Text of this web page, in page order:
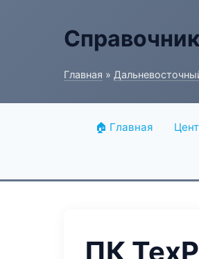
Главная »
🏠 Главная
ПК